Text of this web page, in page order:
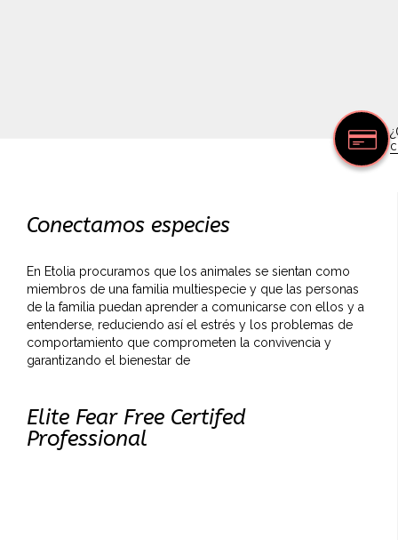
Conectamos especies
En Etolia procuramos que los animales se sientan como
miembros de una familia multiespecie y que las personas
de la familia puedan aprender a comunicarse con ellos y a
entenderse, reduciendo así el estrés y los problemas de
comportamiento que comprometen la convivencia y
garantizando el bienestar de
Elite Fear Free Certifed
Professional